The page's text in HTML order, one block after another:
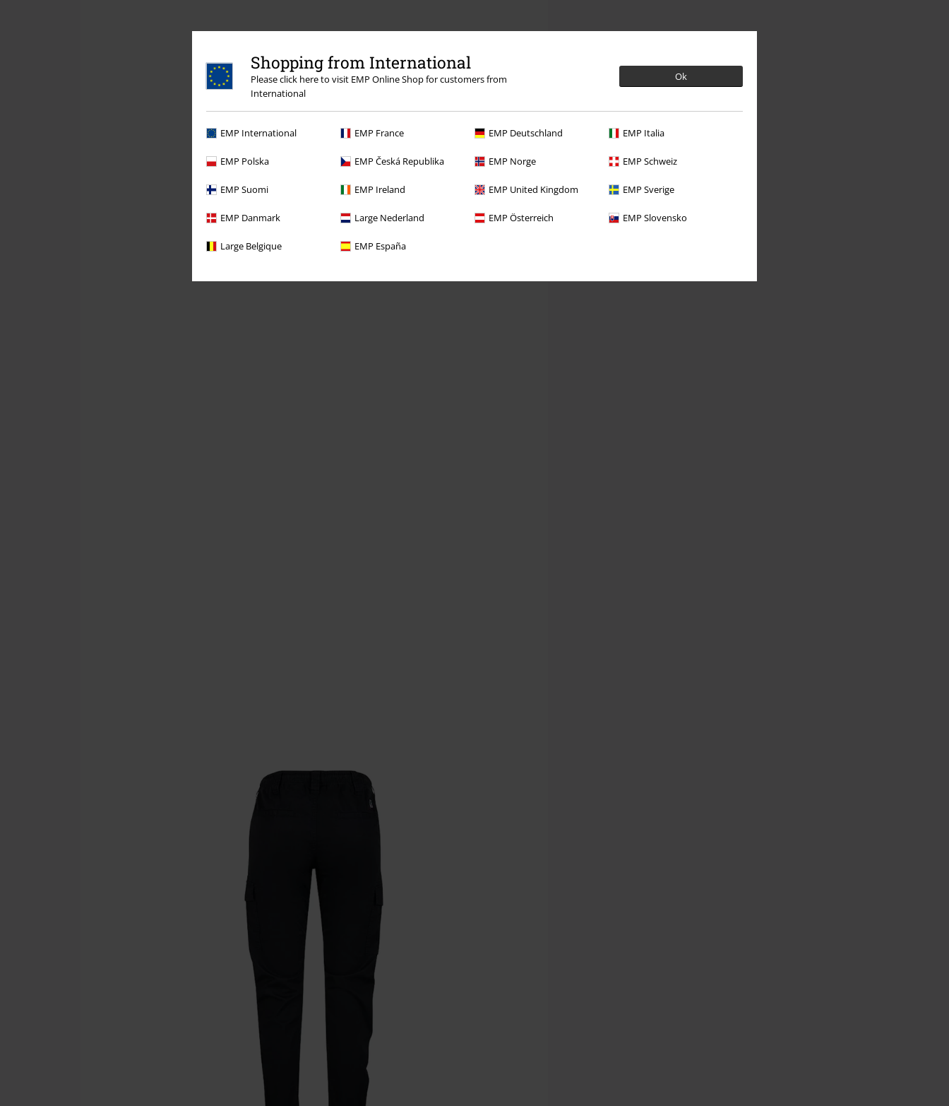
Shopping from International
Please click here to visit EMP Online Shop for customers from
International
Ok
EMP International EMP France EMP Deutschland EMP Italia
EMP Polska EMP Česká Republika EMP Norge EMP Schweiz
EMP Suomi EMP Ireland EMP United Kingdom EMP Sverige
EMP Danmark Large Nederland EMP Österreich EMP Slovensko
Large Belgique EMP España